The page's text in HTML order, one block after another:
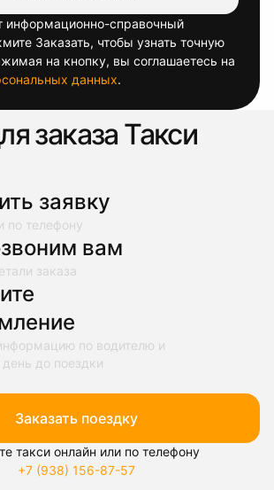
информационно-справочный
Заказать, чтобы узнать точную
на кнопку, вы соглашаетесь на
данных.
заказа Такси
заявку
по телефону
вам
заказа
по водителю и
до поездки
Заказать поездку
такси онлайн или по телефону
+7 (938) 156-87-57